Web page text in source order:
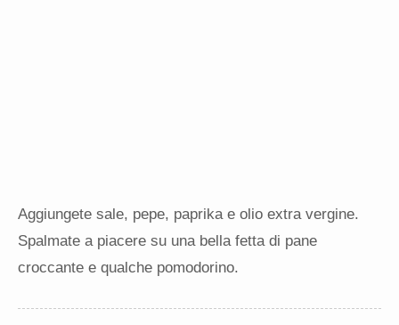
Aggiungete sale, pepe, paprika e olio extra vergine.
Spalmate a piacere su una bella fetta di pane
croccante e qualche pomodorino.